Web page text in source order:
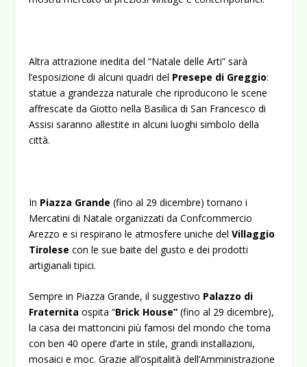
Altra attrazione inedita del “Natale delle Arti” sarà
l’esposizione di alcuni quadri del Presepe di Greggio:
statue a grandezza naturale che riproducono le scene
affrescate da Giotto nella Basilica di San Francesco di
Assisi saranno allestite in alcuni luoghi simbolo della
città.
In Piazza Grande (fino al 29 dicembre) tornano i
Mercatini di Natale organizzati da Confcommercio
Arezzo e si respirano le atmosfere uniche delVillaggio
Tirolesecon le sue baite del gusto e dei prodotti
artigianali tipici.
Sempre in Piazza Grande, il suggestivo Palazzo di
Fraternita ospita “Brick House”(fino al 29 dicembre),
la casa dei mattoncini più famosi del mondo che torna
con ben 40 opere d’arte in stile, grandi installazioni,
mosaici e moc. Grazie all’ospitalità dell’Amministrazione